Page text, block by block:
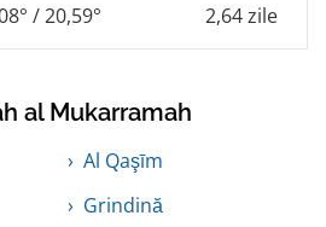
/ 20,59° 2,64 zile
al Mukarramah
Al Qaşīm
Grindină